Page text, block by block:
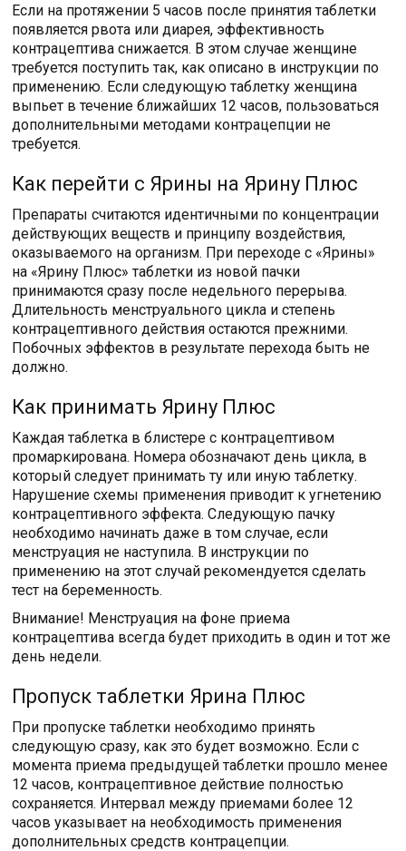
Если на протяжении 5 часов после принятия таблетки
появляется рвота или диарея, эффективность
контрацептива снижается. В этом случае женщине
требуется поступить так, как описано в инструкции по
применению. Если следующую таблетку женщина
выпьет в течение ближайших 12 часов, пользоваться
дополнительными методами контрацепции не
требуется.
Как перейти с Ярины на Ярину Плюс
Препараты считаются идентичными по концентрации
действующих веществ и принципу воздействия,
оказываемого на организм. При переходе с «Ярины»
на «Ярину Плюс» таблетки из новой пачки
принимаются сразу после недельного перерыва.
Длительность менструального цикла и степень
контрацептивного действия остаются прежними.
Побочных эффектов в результате перехода быть не
должно.
Как принимать Ярину Плюс
Каждая таблетка в блистере с контрацептивом
промаркирована. Номера обозначают день цикла, в
который следует принимать ту или иную таблетку.
Нарушение схемы применения приводит к угнетению
контрацептивного эффекта. Следующую пачку
необходимо начинать даже в том случае, если
менструация не наступила. В инструкции по
применению на этот случай рекомендуется сделать
тест на беременность.
Внимание! Менструация на фоне приема
контрацептива всегда будет приходить в один и тот же
день недели.
Пропуск таблетки Ярина Плюс
При пропуске таблетки необходимо принять
следующую сразу, как это будет возможно. Если с
момента приема предыдущей таблетки прошло менее
12 часов, контрацептивное действие полностью
сохраняется. Интервал между приемами более 12
часов указывает на необходимость применения
дополнительных средств контрацепции.